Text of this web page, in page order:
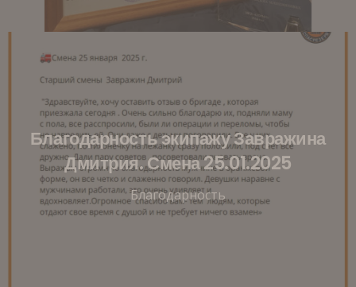
Благодарность экипажу Завражина
Дмитрия. Смена 25.01.2025
Благодарность